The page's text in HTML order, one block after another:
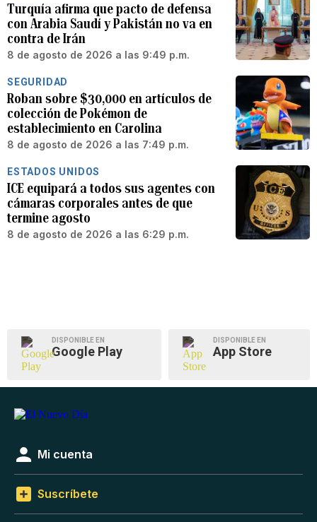
Turquía afirma que pacto de defensa
con Arabia Saudí y Pakistán no va en
contra de Irán
8 de agosto de 2026 a las 9:49 p.m.
SEGURIDAD
Roban sobre $30,000 en artículos de
colección de Pokémon de
establecimiento en Carolina
8 de agosto de 2026 a las 7:49 p.m.
ESTADOS UNIDOS
ICE equipará a todos sus agentes con
cámaras corporales antes de que
termine agosto
8 de agosto de 2026 a las 6:29 p.m.
DISPONIBLE EN
Google Play
DISPONIBLE EN
App Store
Mi cuenta
Suscríbete